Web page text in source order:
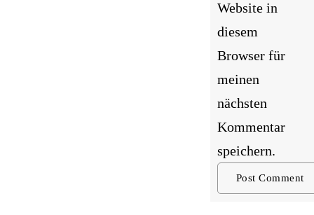
Website in
diesem
Browser für
meinen
nächsten
Kommentar
speichern.